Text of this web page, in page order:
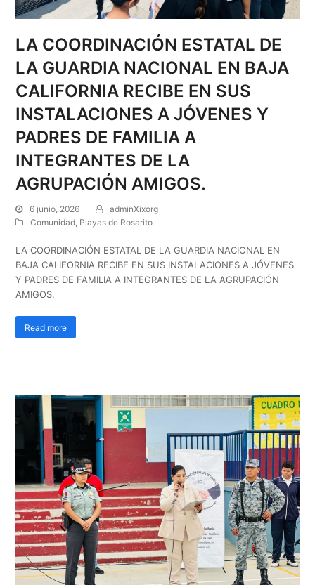
LA COORDINACIÓN ESTATAL DE
LA GUARDIA NACIONAL EN BAJA
CALIFORNIA RECIBE EN SUS
INSTALACIONES A JÓVENES Y
PADRES DE FAMILIA A
INTEGRANTES DE LA
AGRUPACIÓN AMIGOS.
6 junio, 2026
adminXixorg
Comunidad, Playas de Rosarito
LA COORDINACIÓN ESTATAL DE LA GUARDIA NACIONAL EN
BAJA CALIFORNIA RECIBE EN SUS INSTALACIONES A JÓVENES
Y PADRES DE FAMILIA A INTEGRANTES DE LA AGRUPACIÓN
AMIGOS.
Read more